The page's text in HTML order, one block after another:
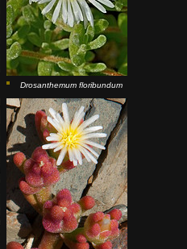
Drosanthemum floribundum